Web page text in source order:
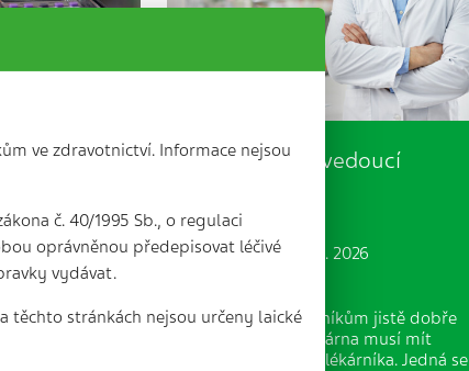
provozu
a
Pověřený vedoucí
3 min. | 22. 1. 2026
Jak je všem lékárníkům jistě dobře
známo, každá lékárna musí mít
svého vedoucího lékárníka. Jedná se
ve zdravotnictví. Informace nejsou
č. 40/1995 Sb., o regulaci
oprávněnou předepisovat léčivé
vydávat.
těchto stránkách nejsou určeny laické